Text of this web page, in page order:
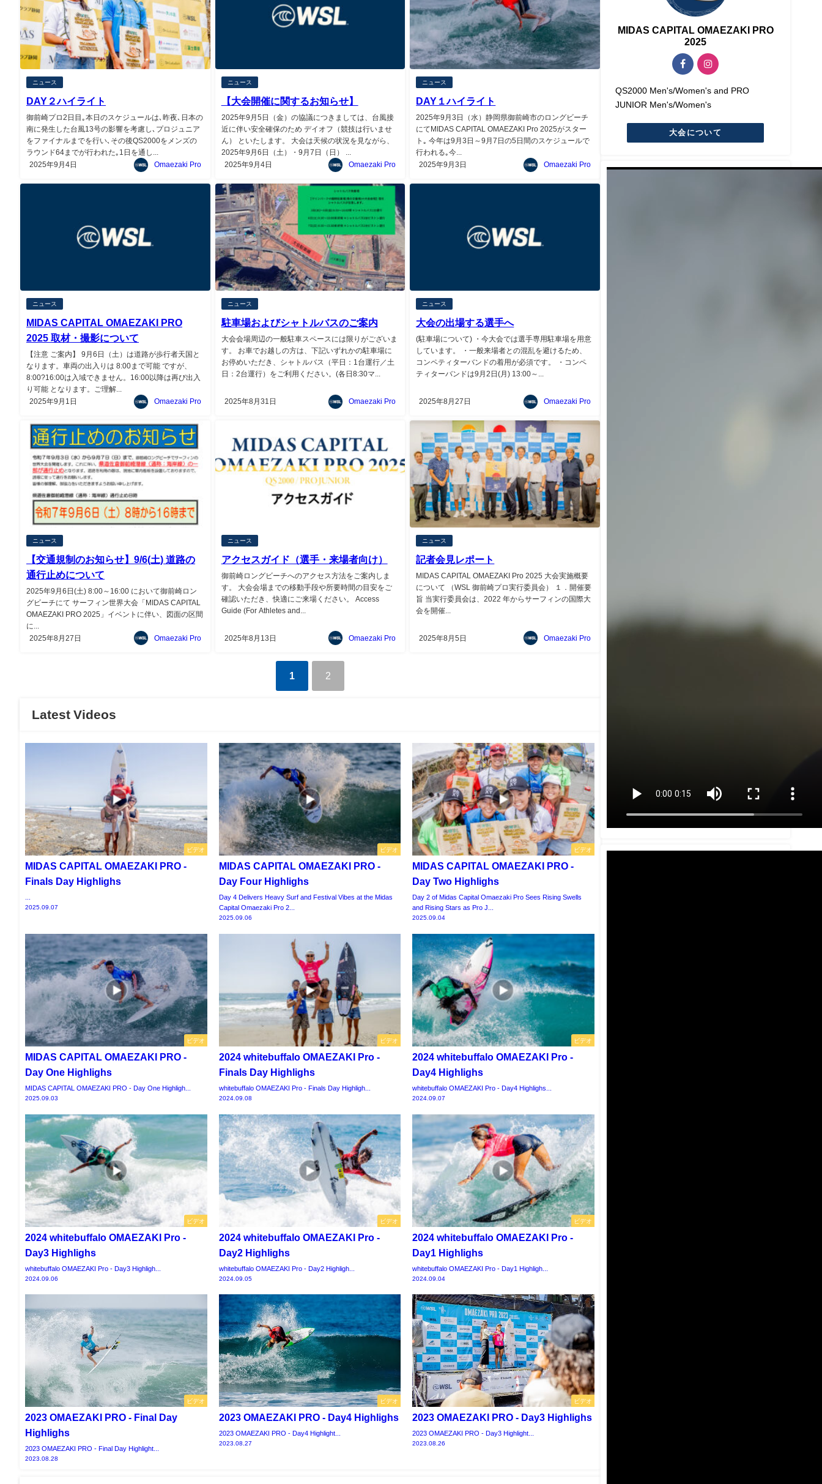
ニュース
DAY２ハイライト
御前崎プロ2日目｡本日のスケジュールは､昨夜､日本の
南に発生した台風13号の影響を考慮し､プロジュニア
をファイナルまでを行い､その後QS2000をメンズの
ラウンド64までが行われた｡1日を通し...
2025年9月4日
Omaezaki Pro
ニュース
【大会開催に関するお知らせ】
2025年9月5日（金）の協議につきましては、台風接
近に伴い安全確保のため デイオフ（競技は行いませ
ん） といたします。 大会は天候の状況を見ながら、
2025年9月6日（土）・9月7日（日） ...
2025年9月4日
Omaezaki Pro
ニュース
DAY１ハイライト
2025年9月3日（水）静岡県御前崎市のロングビーチ
にてMIDAS CAPITAL OMAEZAKI Pro 2025がスター
ト｡ 今年は9月3日～9月7日の5日間のスケジュールで
行われる｡今...
2025年9月3日
Omaezaki Pro
ニュース
MIDAS CAPITAL OMAEZAKI PRO
2025 取材・撮影について
【注意 ご案内】 9月6日（土）は道路が歩行者天国と
なります。車両の出入りは 8:00まで可能 ですが、
8:00?16:00は入域できません。16:00以降は再び出入
り可能 となります。ご理解...
2025年9月1日
Omaezaki Pro
ニュース
駐車場およびシャトルバスのご案内
大会会場周辺の一般駐車スペースには限りがございま
す。 お車でお越しの方は、下記いずれかの駐車場に
お停めいただき、シャトルバス（平日：1台運行／土
日：2台運行）をご利用ください。(各日8:30マ...
2025年8月31日 Omaezaki Pro
ニュース
大会の出場する選手へ
(駐車場について) ・今大会では選手専用駐車場を用意
しています。 ・一般来場者との混乱を避けるため、
コンペティターバンドの着用が必須です。 ・コンペ
ティターバンドは9月2日(月) 13:00～...
2025年8月27日 Omaezaki Pro
ニュース
【交通規制のお知らせ】9/6(土) 道路の
通行止めについて
2025年9月6日(土) 8:00～16:00 において御前崎ロン
グビーチにて サーフィン世界大会「MIDAS CAPITAL
OMAEZAKI PRO 2025」イベントに伴い、図面の区間
に...
2025年8月27日
Omaezaki Pro
ニュース
アクセスガイド（選手・来場者向け）
御前崎ロングビーチへのアクセス方法をご案内しま
す。 大会会場までの移動手段や所要時間の目安をご
確認いただき、快適にご来場ください。 Access
Guide (For Athletes and...
2025年8月13日 Omaezaki Pro
ニュース
記者会見レポート
MIDAS CAPITAL OMAEZAKI Pro 2025 大会実施概要
について （WSL 御前崎プロ実行委員会） １．開催要
旨 当実行委員会は、2022 年からサーフィンの国際大
会を開催...
2025年8月5日 Omaezaki Pro
1 2
Latest Videos
ビデオ
MIDAS CAPITAL OMAEZAKI PRO -
Finals Day Highlighs
2025.09.07
ビデオ
MIDAS CAPITAL OMAEZAKI PRO -
Day Four Highlighs
Day 4 Delivers Heavy Surf and Festival Vibes at the Midas
Capital Omaezaki Pro 2...
2025.09.06
ビデオ
MIDAS CAPITAL OMAEZAKI PRO -
Day Two Highlighs
Day 2 of Midas Capital Omaezaki Pro Sees Rising Swells
and Rising Stars as Pro J...
2025.09.04
ビデオ
MIDAS CAPITAL OMAEZAKI PRO -
Day One Highlighs
MIDAS CAPITAL OMAEZAKI PRO - Day One Highligh...
2025.09.03
ビデオ
2024 whitebuffalo OMAEZAKI Pro -
Finals Day Highlighs
whitebuffalo OMAEZAKI Pro - Finals Day Highligh...
2024.09.08
ビデオ
2024 whitebuffalo OMAEZAKI Pro -
Day4 Highlighs
whitebuffalo OMAEZAKI Pro - Day4 Highlighs...
2024.09.07
ビデオ
2024 whitebuffalo OMAEZAKI Pro -
Day3 Highlighs
whitebuffalo OMAEZAKI Pro - Day3 Highligh...
2024.09.06
ビデオ
2024 whitebuffalo OMAEZAKI Pro -
Day2 Highlighs
whitebuffalo OMAEZAKI Pro - Day2 Highligh...
2024.09.05
ビデオ
2024 whitebuffalo OMAEZAKI Pro -
Day1 Highlighs
whitebuffalo OMAEZAKI Pro - Day1 Highligh...
2024.09.04
ビデオ
2023 OMAEZAKI PRO - Final Day
Highlighs
2023 OMAEZAKI PRO - Final Day Highlight...
2023.08.28
ビデオ
2023 OMAEZAKI PRO - Day4 Highlighs
2023 OMAEZAKI PRO - Day4 Highlight...
2023.08.27
ビデオ
2023 OMAEZAKI PRO - Day3 Highlighs
2023 OMAEZAKI PRO - Day3 Highlight...
2023.08.26
MIDAS CAPITAL OMAEZAKI PRO
2025
QS2000 Men's/Women's and PRO
JUNIOR Men's/Women's
大会について